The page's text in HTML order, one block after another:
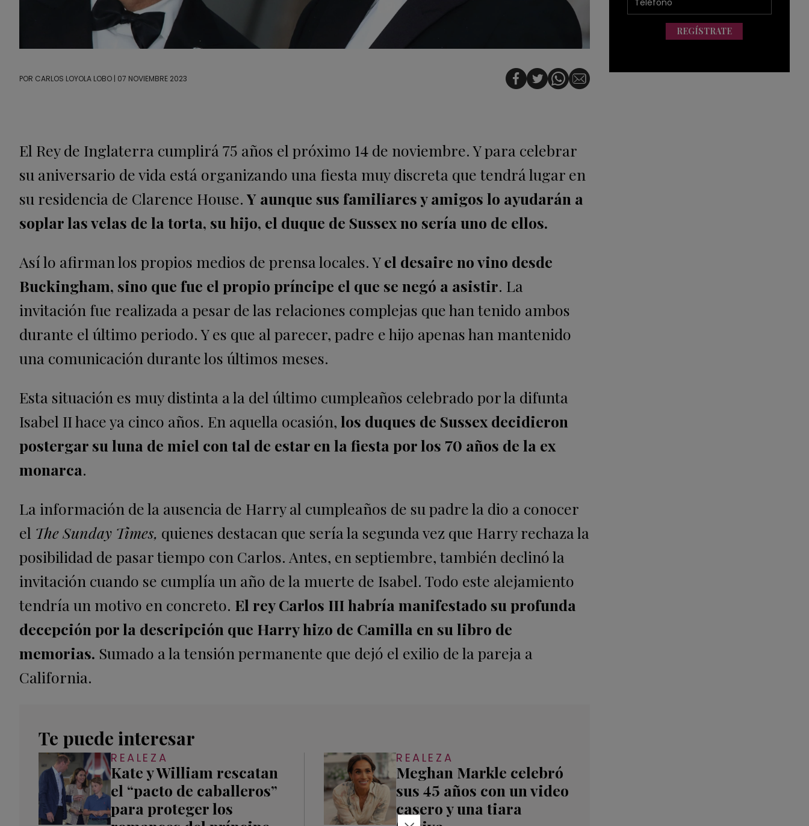
POR CARLOS LOYOLA LOBO | 07 NOVIEMBRE 2023
El Rey de Inglaterra cumplirá 75 años el próximo 14 de noviembre. Y para celebrar
su aniversario de vida está organizando una fiesta muy discreta que tendrá lugar en
su residencia de Clarence House. Y aunque sus familiares y amigos lo ayudarán a
soplar las velas de la torta, su hijo, el duque de Sussex no sería uno de ellos.
Así lo afirman los propios medios de prensa locales. Yel desaire no vino desde
Buckingham, sino que fue el propio príncipe el que se negó a asistir. La
invitación fue realizada a pesar de las relaciones complejas que han tenido ambos
durante el último periodo. Y es que al parecer, padre e hijo apenas han mantenido
una comunicación durante los últimos meses.
Esta situación es muy distinta a la del último cumpleaños celebrado por la difunta
Isabel II hace ya cinco años. En aquella ocasión, los duques de Sussex decidieron
postergar su luna de miel con tal de estar en la fiesta por los 70 años de la ex
monarca.
La información de la ausencia de Harry al cumpleaños de su padre la dio a conocer
el The Sunday Times, quienes destacan que sería la segunda vez que Harry rechaza la
posibilidad de pasar tiempo con Carlos. Antes, en septiembre, también declinó la
invitación cuando se cumplía un año de la muerte de Isabel. Todo este alejamiento
tendría un motivo en concreto. El rey Carlos III habría manifestado su profunda
decepción por la descripción que Harry hizo de Camilla en su libro de
memorias. Sumado a la tensión permanente que dejó el exilio de la pareja a
California.
Te puede interesar
REALEZA
Kate y William rescatan
el “pacto de caballeros”
para proteger los
REALEZA
Meghan Markle celebró
sus 45 años con un video
casero y una tiara
REGÍSTRATE